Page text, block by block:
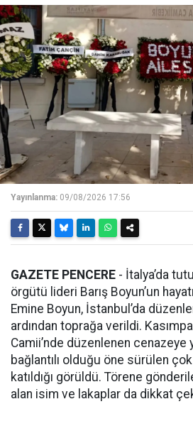
Yayınlanma: 09/08/2026 17:56
GAZETE PENCERE - İtalya’da
örgütü lideri Barış Boyun’un
Emine Boyun, İstanbul’da
ardından toprağa verildi.
Camii’nde düzenlenen cenazeye
bağlantılı olduğu öne sürülen
katıldığı görüldü. Törene
alan isim ve lakaplar da dikkat